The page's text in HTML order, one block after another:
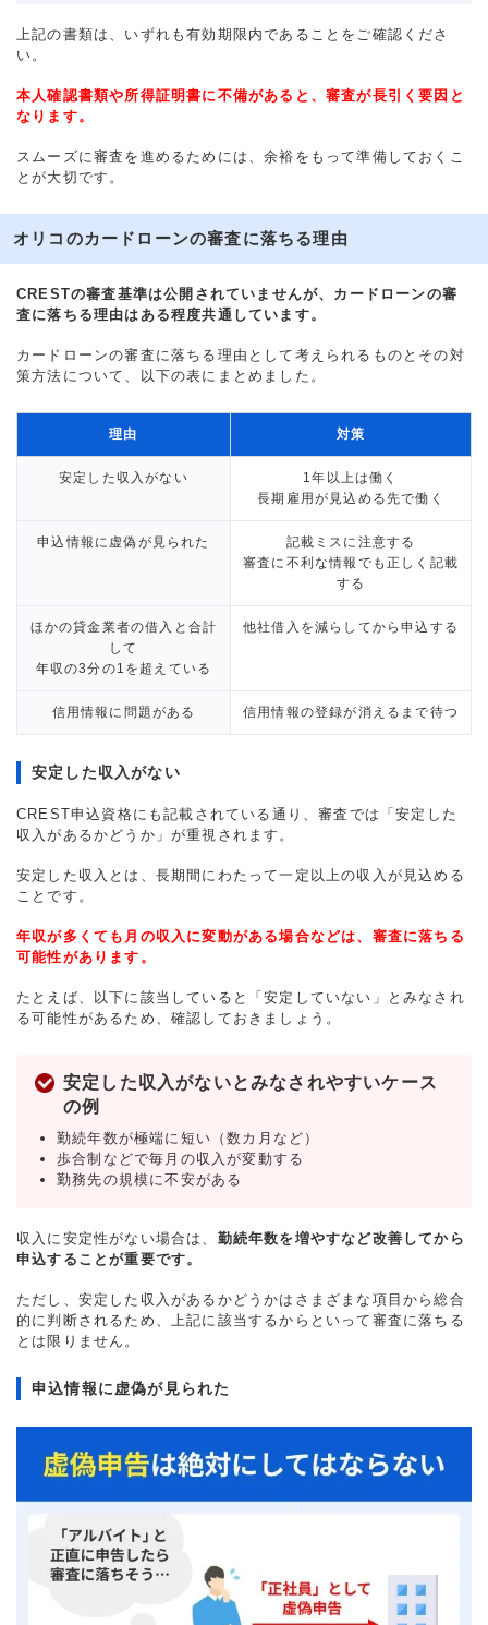
上記の書類は、いずれも有効期限内であることをご確認くださ
い。
本人確認書類や所得証明書に不備があると、審査が長引く要因と
なります。
スムーズに審査を進めるためには、余裕をもって準備しておくこ
とが大切です。
オリコのカードローンの審査に落ちる理由
CRESTの審査基準は公開されていませんが、カードローンの審
査に落ちる理由はある程度共通しています。
カードローンの審査に落ちる理由として考えられるものとその対
策方法について、以下の表にまとめました。
理由 対策
安定した収入がない
1年以上は働く
長期雇用が見込める先で働く
申込情報に虚偽が見られた
記載ミスに注意する
審査に不利な情報でも正しく記載
する
ほかの貸金業者の借入と合計
して
年収の3分の1を超えている
他社借入を減らしてから申込する
信用情報に問題がある 信用情報の登録が消えるまで待つ
安定した収入がない
CREST申込資格にも記載されている通り、審査では「安定した
収入があるかどうか」が重視されます。
安定した収入とは、長期間にわたって一定以上の収入が見込める
ことです。
年収が多くても月の収入に変動がある場合などは、審査に落ちる
可能性があります。
たとえば、以下に該当していると「安定していない」とみなされ
る可能性があるため、確認しておきましょう。
安定した収入がないとみなされやすいケース
の例
勤続年数が極端に短い（数カ月など）
歩合制などで毎月の収入が変動する
勤務先の規模に不安がある
収入に安定性がない場合は、 勤続年数を増やすなど改善してから
申込することが重要です。
ただし、安定した収入があるかどうかはさまざまな項目から総合
的に判断されるため、上記に該当するからといって審査に落ちる
とは限りません。
申込情報に虚偽が見られた